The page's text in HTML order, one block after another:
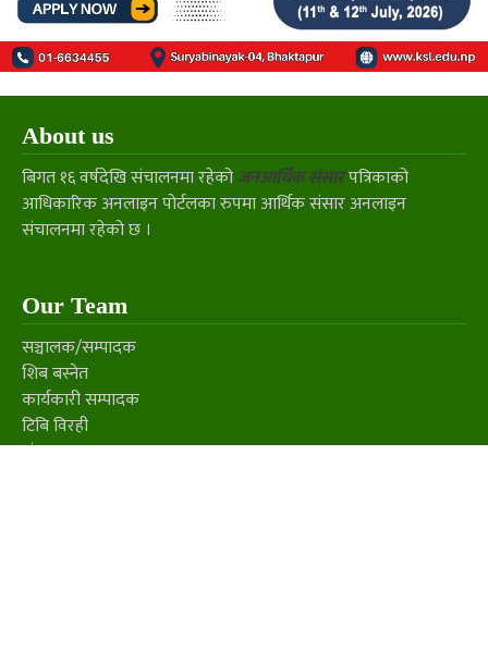
About us
बिगत १६ वर्षदेखि संचालनमा रहेकोजनआर्थिक संसारपत्रिकाको
आधिकारिक अनलाइन पोर्टलका रुपमा आर्थिक संसार अनलाइन
संचालनमा रहेको छ ।
Our Team
सञ्चालक/सम्पादक
शिब बस्नेत
कार्यकारी सम्पादक
टिबि विरही
संवाददाता